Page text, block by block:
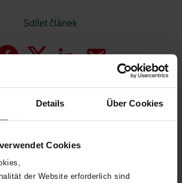
Details Über Cookies
Cookies
der Website erforderlich sind
Sdílet článek